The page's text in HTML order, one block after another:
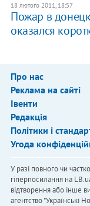
18 лютого 2011, 18:57
Пожар в
оказался
Про нас
Реклама на сайті
Івенти
Редакція
Політики і
Угода
У разі повного чи
гіперпосилання на
відтворення або інше
агентство "Українськi